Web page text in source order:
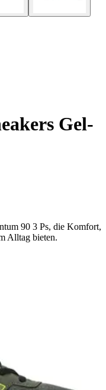
Gel-
90 3 Ps, die Komfort,
Alltag bieten.